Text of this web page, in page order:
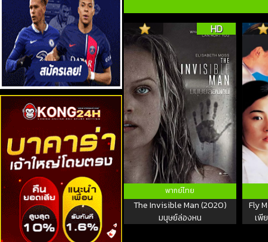
HD
พากย์ไทย
The Invisible Man (2020)
มนุษย์ล่องหน
Fly
เพี